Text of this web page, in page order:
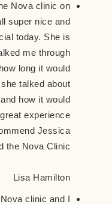
Nova clinic on
super nice and
today. She is
me through
long it would
talked about
how it would
experience
Jessica
the Nova Clinic.
Lisa Hamilton
clinic and I